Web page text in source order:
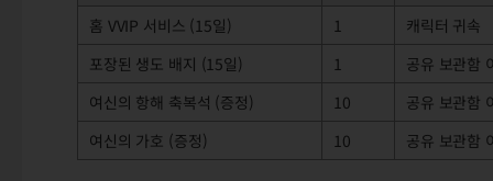
홈 VVIP 서비스 (15일) 1
캐릭터 귀속
포장된 생도 배지 (15일)
1
공유 보관함
여신의 항해 축복석 (증정)
10
공유 보관함
여신의 가호 (증정)
10 공유 보관함